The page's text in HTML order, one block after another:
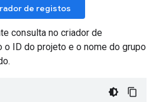
de registos
consulta no criador de
o ID do projeto e o nome do grupo